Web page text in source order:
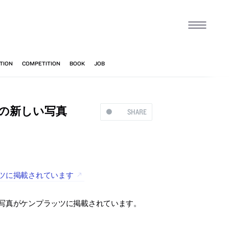
SHARE
新しい写真
に掲載されています
がケンプラッツに掲載されています。